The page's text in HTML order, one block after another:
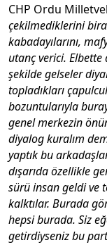
CHP Ordu
çekilmediklerini
kabadayılarını,
utanç verici. Elbette
şekilde gelseler
topladıkları
bozuntularıyla
genel merkezin
diyalog kuralım
yaptık bu
dışarıda özellikle
sürü insan geldi ve
kalktılar. Burada
hepsi burada. Siz
getirdiyseniz bu